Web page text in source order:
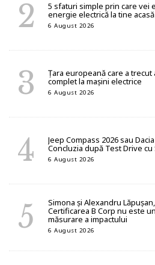
5 sfaturi simple prin care vei
energie electrică la tine acasă
6 August 2026
Țara europeană care a trecut
complet la mașini electrice
6 August 2026
Jeep Compass 2026 sau
Concluzia după Test Drive cu
6 August 2026
Simona și Alexandru
Certificarea B Corp nu este
măsurare a impactului
6 August 2026